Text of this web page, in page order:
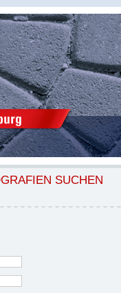
SUCHEN